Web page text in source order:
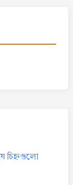
চিহ্নগুলো